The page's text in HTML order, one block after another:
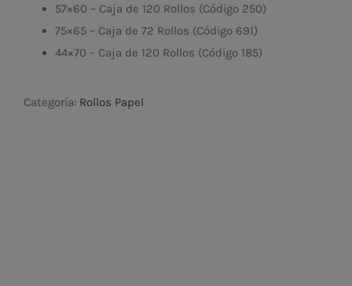
57×60 – Caja de 120 Rollos (Código 250)
75×65 – Caja de 72 Rollos (Código 691)
44×70 – Caja de 120 Rollos (Código 185)
Categoría: Rollos Papel